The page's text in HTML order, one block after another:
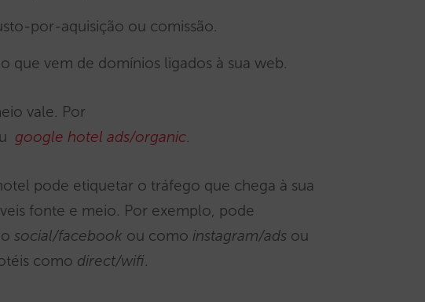
por-aquisição ou comissão.
que vem de domínios ligados à sua web.
vale. Por
google hotel ads/organic.
pode etiquetar o tráfego que chega à sua
fonte e meio. Por exemplo, pode
social/facebook ou como instagram/ads ou
como direct/wifi.